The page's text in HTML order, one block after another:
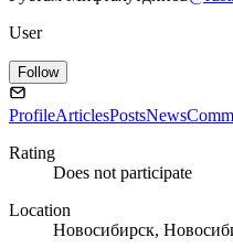
User
Follow
ProfileArticlesPostsNews
Rating
Does not participate
Location
Новосибирск,